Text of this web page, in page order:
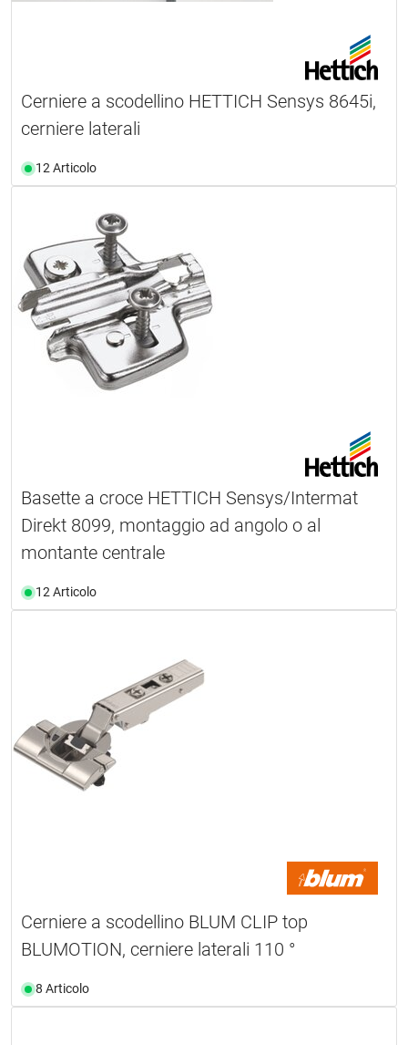
Cerniere a scodellino HETTICH Sensys 8645i,
cerniere laterali
12 Articolo
Basette a croce HETTICH Sensys/Intermat
Direkt 8099, montaggio ad angolo o al
montante centrale
12 Articolo
Cerniere a scodellino BLUM CLIP top
BLUMOTION, cerniere laterali 110 °
8 Articolo